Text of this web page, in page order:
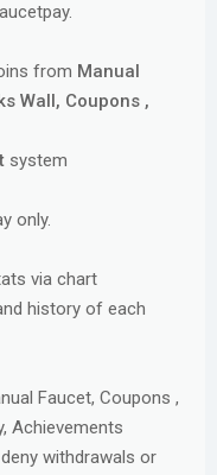
from Manual
Wall, Coupons ,
system
only.
via chart
history of each
Faucet, Coupons ,
Achievements
withdrawals or